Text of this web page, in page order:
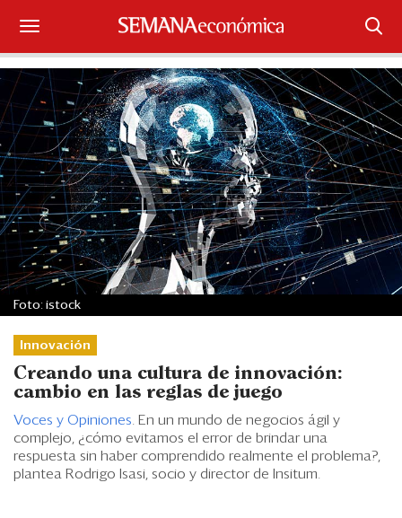
Suscríbase
Iniciar sesión
Portada
¿Qué está pasando?
Sectores y Empresas
Management
Economía y Finanzas
Eventos
Blogs
Ranking CEO
Innovación
Creando una cultura de innovación:
cambio en las reglas de juego
Voces y Opiniones . En un mundo de negocios ágil y
complejo, ¿cómo evitamos el error de brindar una
respuesta sin haber comprendido realmente el problema?,
plantea Rodrigo Isasi, socio y director de Insitum.
Foto: istock